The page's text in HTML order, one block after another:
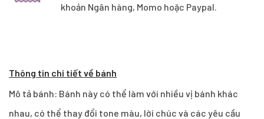
khoản Ngân hàng, Momo hoặc Paypal.
Thông tin chi tiết về bánh
Mô tả bánh: Bánh này có thể làm với nhiều vị bánh khác
nhau, có thể thay đổi tone màu, lời chúc và các yêu cầu